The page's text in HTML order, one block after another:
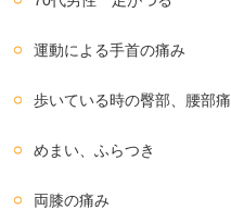
運動による手首の痛み
歩いている時の臀部、腰部痛
めまい、ふらつき
両膝の痛み